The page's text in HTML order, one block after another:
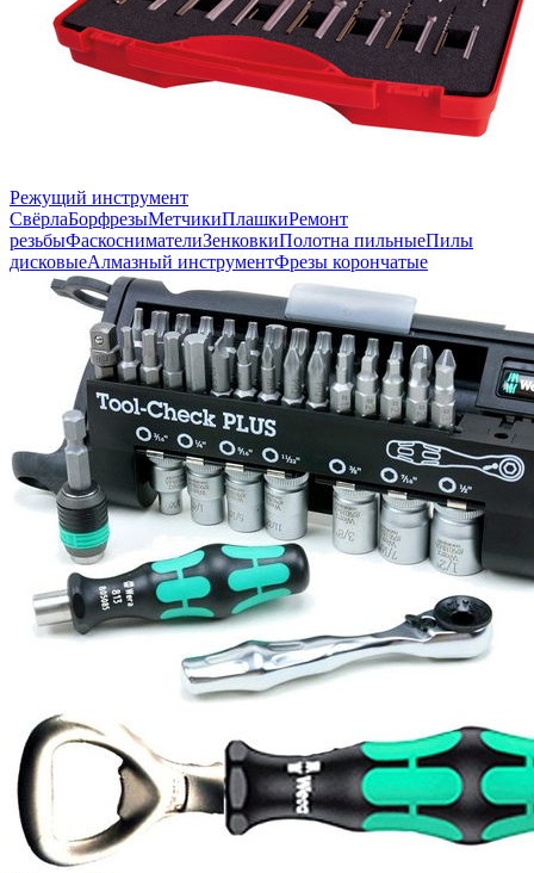
Режущий инструмент
СвёрлаБорфрезыМетчикиПлашкиРемонт
резьбыФаскоснимателиЗенковкиПолотна пильныеПилы
дисковыеАлмазный инструментФрезы корончатые